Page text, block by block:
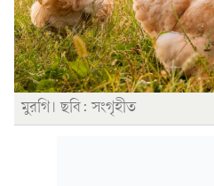
মুরগি। ছবি: সংগৃহীত